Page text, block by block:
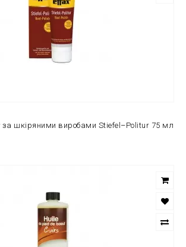
за шкіряними виробами Stiefel–Politur 75 мл